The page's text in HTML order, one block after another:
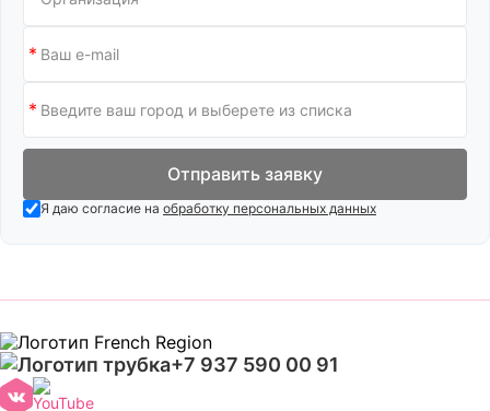
Отправить заявку
Я даю согласие на обработку персональных данных
+7 937 590 00 91